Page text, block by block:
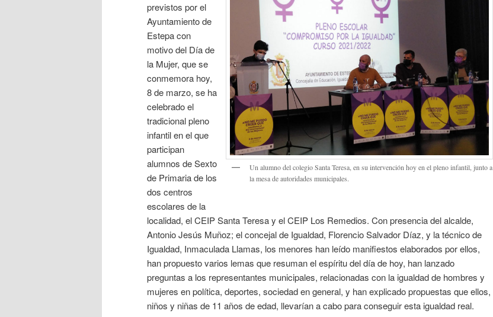
Un alumno del colegio Santa Teresa, en su intervención hoy en el pleno infantil, junto a
la mesa de autoridades municipales.
previstos por el
Ayuntamiento de
Estepa con
motivo del Día de
la Mujer, que se
conmemora hoy,
8 de marzo, se ha
celebrado el
tradicional pleno
infantil en el que
participan
alumnos de Sexto
de Primaria de los
dos centros
escolares de la
localidad, el CEIP Santa Teresa y el CEIP Los Remedios. Con presencia del alcalde,
Antonio Jesús Muñoz; el concejal de Igualdad, Florencio Salvador Díaz, y la técnico de
Igualdad, Inmaculada Llamas, los menores han leído manifiestos elaborados por ellos,
han propuesto varios lemas que resuman el espíritu del día de hoy, han lanzado
preguntas a los representantes municipales, relacionadas con la igualdad de hombres y
mujeres en política, deportes, sociedad en general, y han explicado propuestas que ellos,
niños y niñas de 11 años de edad, llevarían a cabo para conseguir esta igualdad real.